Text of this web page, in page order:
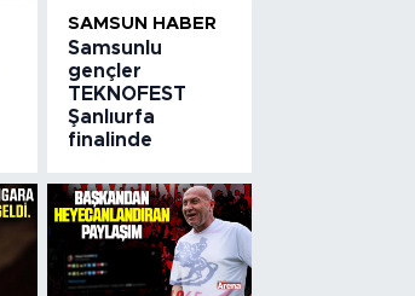
SAMSUN HABER
Samsunlu
gençler
TEKNOFEST
Şanlıurfa
finalinde